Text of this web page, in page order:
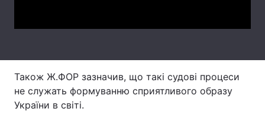
Контакти
Також Ж.ФОР зазначив, що такі судові процеси
не служать формуванню сприятливого образу
України в світі.